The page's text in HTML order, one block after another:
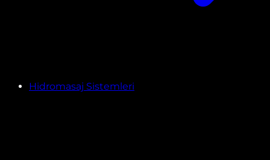
Hidromasaj Sistemleri